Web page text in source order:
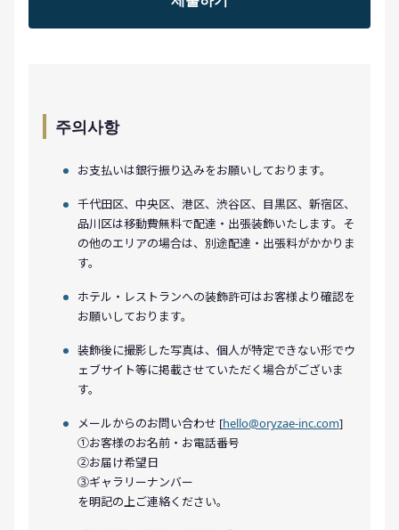
주의사항
お支払いは銀行振り込みをお願いしております。
千代田区、中央区、港区、渋谷区、目黒区、新宿区、
品川区は移動費無料で配達・出張装飾いたします。そ
の他のエリアの場合は、別途配達・出張料がかかりま
す。
ホテル・レストランへの装飾許可はお客様より確認を
お願いしております。
装飾後に撮影した写真は、個人が特定できない形でウ
ェブサイト等に掲載させていただく場合がございま
す。
メールからのお問い合わせ [hello@oryzae-inc.com]
①お客様のお名前・お電話番号
②お届け希望日
③ギャラリーナンバー
を明記の上ご連絡ください。